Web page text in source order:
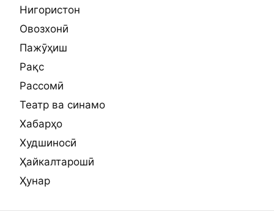
Нигористон
Овозхонӣ
Пажӯҳиш
Рақс
Рассомӣ
Театр ва синамо
Хабарҳо
Худшиносӣ
Ҳайкалтарошӣ
Ҳунар